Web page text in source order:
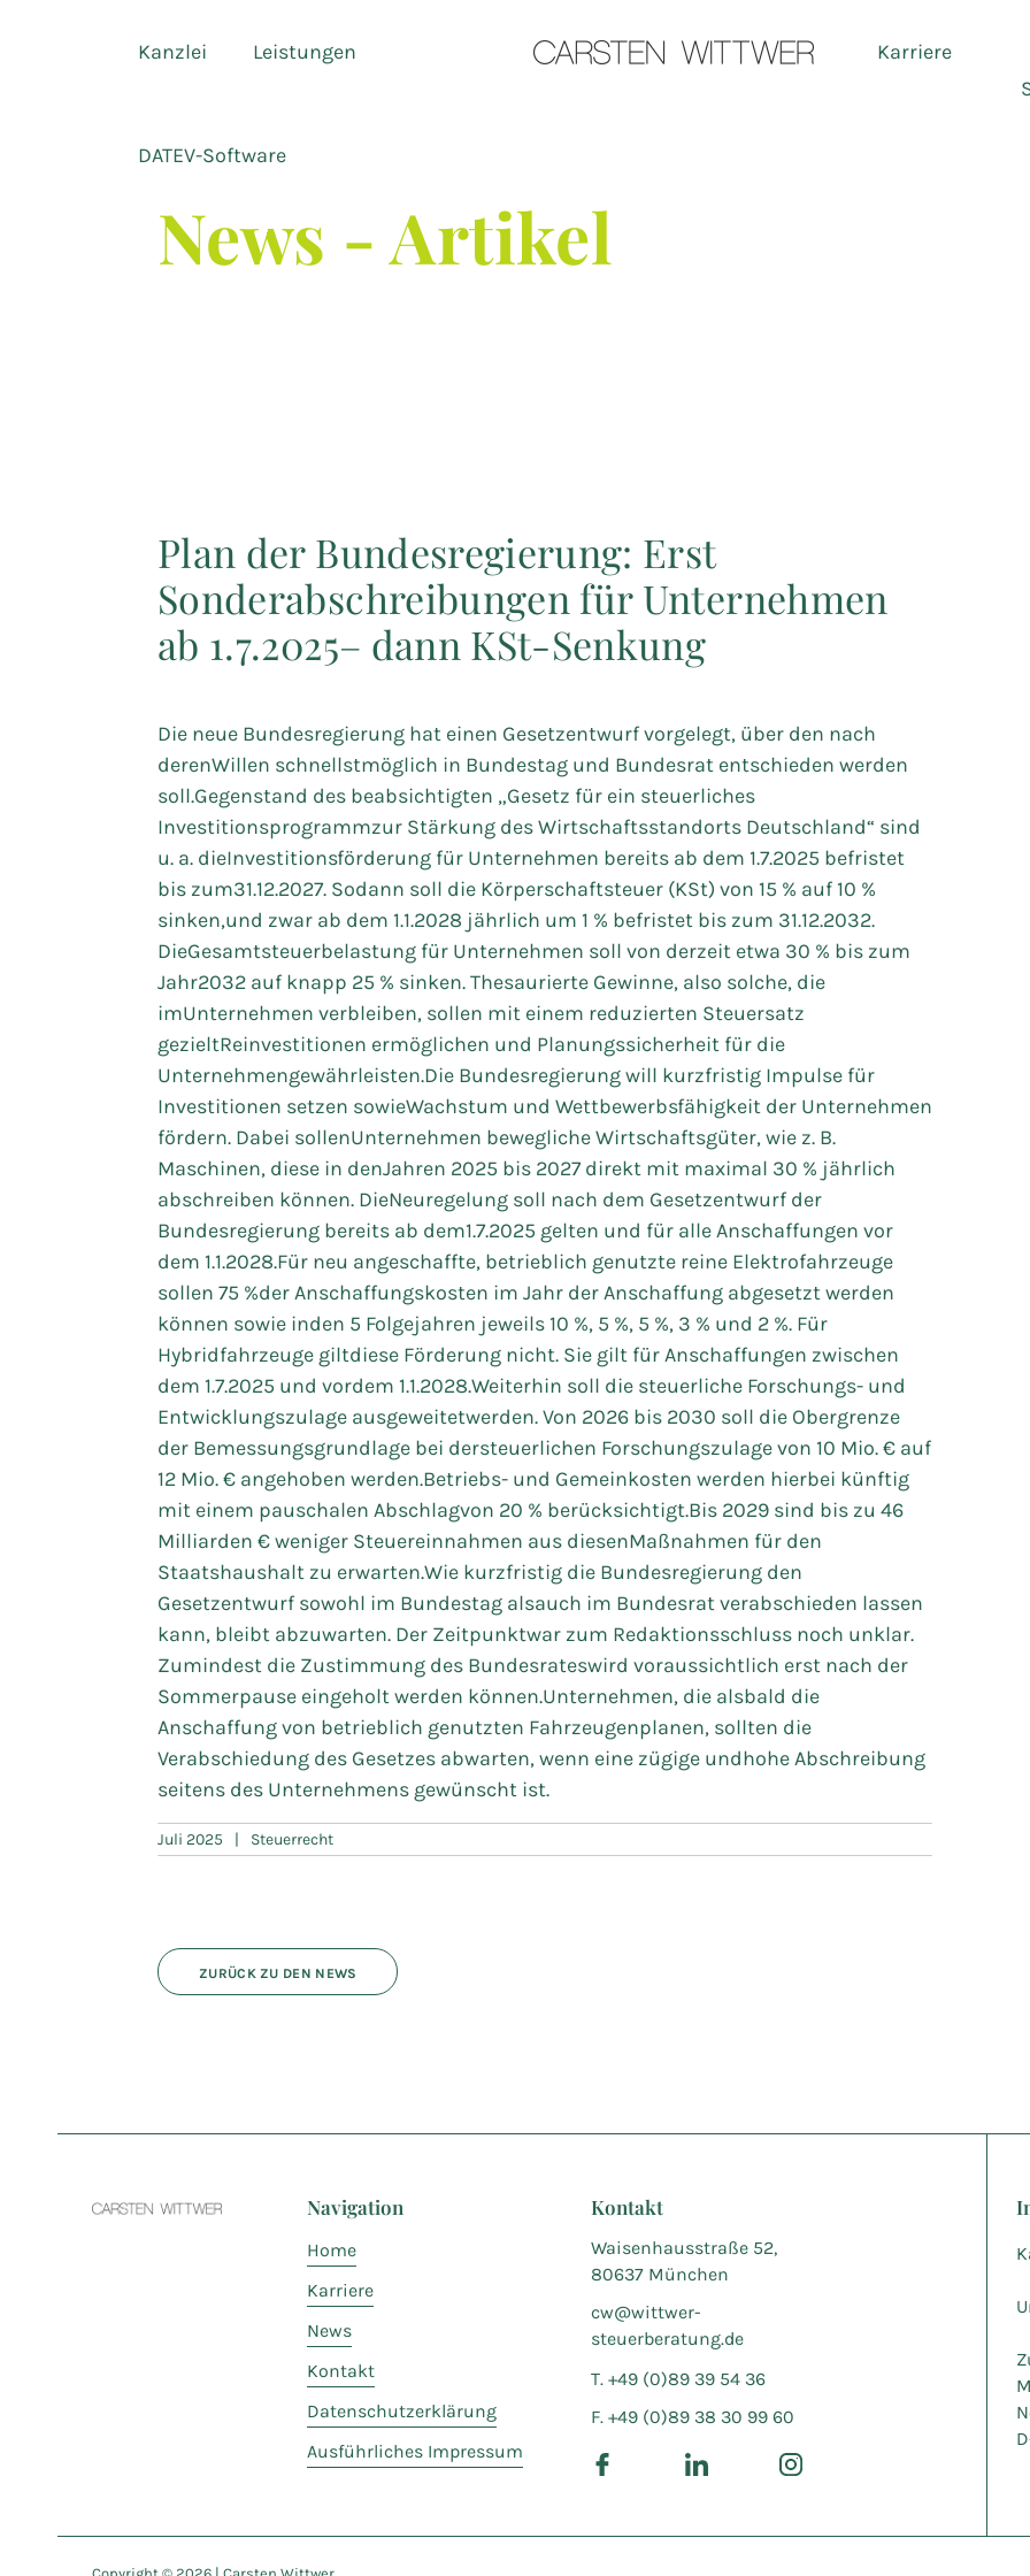
Kanzlei Leistungen
DATEV-Software
Karriere
News - Artikel
Plan der Bundesregierung: Erst
Sonderabschreibungen für Unternehmen
ab 1.7.2025– dann KSt-Senkung
Die neue Bundesregierung hat einen Gesetzentwurf vorgelegt, über den nach
derenWillen schnellstmöglich in Bundestag und Bundesrat entschieden werden
soll.Gegenstand des beabsichtigten „Gesetz für ein steuerliches
Investitionsprogrammzur Stärkung des Wirtschaftsstandorts Deutschland“ sind
u. a. dieInvestitionsförderung für Unternehmen bereits ab dem 1.7.2025 befristet
bis zum31.12.2027. Sodann soll die Körperschaftsteuer (KSt) von 15 % auf 10 %
sinken,und zwar ab dem 1.1.2028 jährlich um 1 % befristet bis zum 31.12.2032.
DieGesamtsteuerbelastung für Unternehmen soll von derzeit etwa 30 % bis zum
Jahr2032 auf knapp 25 % sinken. Thesaurierte Gewinne, also solche, die
imUnternehmen verbleiben, sollen mit einem reduzierten Steuersatz
gezieltReinvestitionen ermöglichen und Planungssicherheit für die
Unternehmengewährleisten.Die Bundesregierung will kurzfristig Impulse für
Investitionen setzen sowieWachstum und Wettbewerbsfähigkeit der Unternehmen
fördern. Dabei sollenUnternehmen bewegliche Wirtschaftsgüter, wie z. B.
Maschinen, diese in denJahren 2025 bis 2027 direkt mit maximal 30 % jährlich
abschreiben können. DieNeuregelung soll nach dem Gesetzentwurf der
Bundesregierung bereits ab dem1.7.2025 gelten und für alle Anschaffungen vor
dem 1.1.2028.Für neu angeschaffte, betrieblich genutzte reine Elektrofahrzeuge
sollen 75 %der Anschaffungskosten im Jahr der Anschaffung abgesetzt werden
können sowie inden 5 Folgejahren jeweils 10 %, 5 %, 5 %, 3 % und 2 %. Für
Hybridfahrzeuge giltdiese Förderung nicht. Sie gilt für Anschaffungen zwischen
dem 1.7.2025 und vordem 1.1.2028.Weiterhin soll die steuerliche Forschungs- und
Entwicklungszulage ausgeweitetwerden. Von 2026 bis 2030 soll die Obergrenze
der Bemessungsgrundlage bei dersteuerlichen Forschungszulage von 10 Mio. € auf
12 Mio. € angehoben werden.Betriebs- und Gemeinkosten werden hierbei künftig
mit einem pauschalen Abschlagvon 20 % berücksichtigt.Bis 2029 sind bis zu 46
Milliarden € weniger Steuereinnahmen aus diesenMaßnahmen für den
Staatshaushalt zu erwarten.Wie kurzfristig die Bundesregierung den
Gesetzentwurf sowohl im Bundestag alsauch im Bundesrat verabschieden lassen
kann, bleibt abzuwarten. Der Zeitpunktwar zum Redaktionsschluss noch unklar.
Zumindest die Zustimmung des Bundesrateswird voraussichtlich erst nach der
Sommerpause eingeholt werden können.Unternehmen, die alsbald die
Anschaffung von betrieblich genutzten Fahrzeugenplanen, sollten die
Verabschiedung des Gesetzes abwarten, wenn eine zügige undhohe Abschreibung
seitens des Unternehmens gewünscht ist.
Juli 2025 | Steuerrecht
ZURÜCK ZU DEN NEWS
Navigation
Home
Karriere
News
Kontakt
Datenschutzerklärung
Ausführliches Impressum
Kontakt
Waisenhausstraße 52,
80637 München
cw@wittwer-
steuerberatung.de
T. +49 (0)89 39 54 36
F. +49 (0)89 38 30 99 60